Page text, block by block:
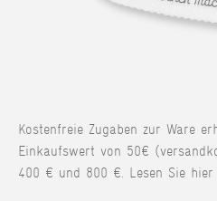
Kostenfreie Zugaben zur Ware
Einkaufswert von 50€
400 € und 800 €. Lesen Sie hier